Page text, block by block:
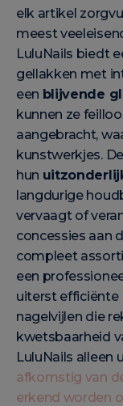
elk artikel
meest
LuluNails biedt
gellakken met
een blijvende
kunnen ze
aangebracht,
kunstwerkjes.
hun
langdurige
vervaagt of
concessies aan
compleet
een
uiterst efficiënte
nagelvijlen die
kwetsbaarheid
LuluNails alleen
afkomstig van
erkend worden